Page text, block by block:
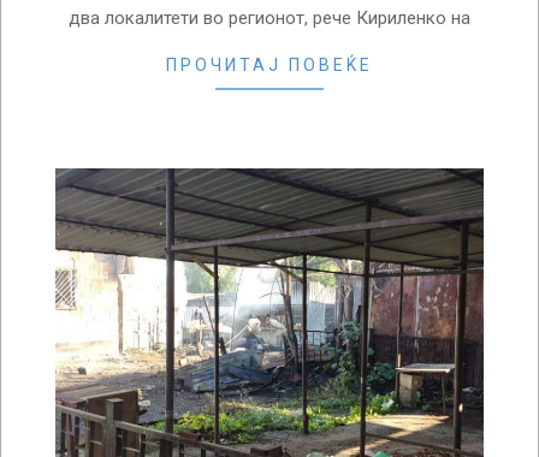
два локалитети во регионот, рече Кириленко на
ПРОЧИТАЈ ПОВЕЌЕ